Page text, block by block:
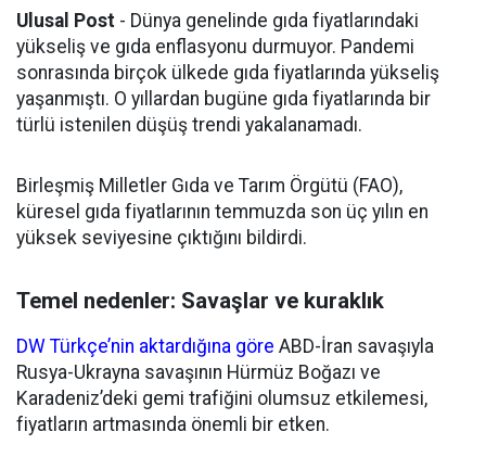
Ulusal Post - Dünya genelinde gıda fiyatlarındaki
yükseliş ve gıda enflasyonu durmuyor. Pandemi
sonrasında birçok ülkede gıda fiyatlarında yükseliş
yaşanmıştı. O yıllardan bugüne gıda fiyatlarında bir
türlü istenilen düşüş trendi yakalanamadı.
Birleşmiş Milletler Gıda ve Tarım Örgütü (FAO),
küresel gıda fiyatlarının temmuzda son üç yılın en
yüksek seviyesine çıktığını bildirdi.
Temel nedenler: Savaşlar ve kuraklık
DW Türkçe’nin aktardığına göre ABD-İran savaşıyla
Rusya-Ukrayna savaşının Hürmüz Boğazı ve
Karadeniz’deki gemi trafiğini olumsuz etkilemesi,
fiyatların artmasında önemli bir etken.